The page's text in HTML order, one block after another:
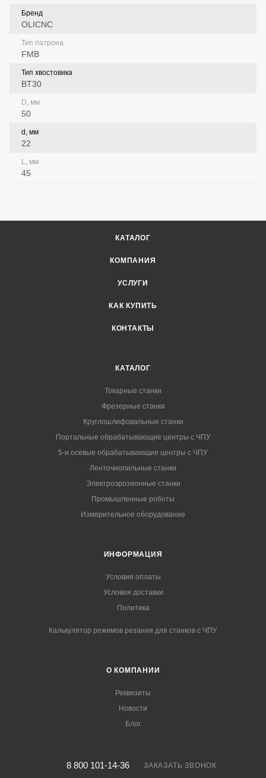
Бренд
OLICNC
Тип патрона
FMB
Тип хвостовика
BT30
D, мм
50
d, мм
22
L, мм
45
КАТАЛОГ
КОМПАНИЯ
УСЛУГИ
КАК КУПИТЬ
КОНТАКТЫ
КАТАЛОГ
Токарные станки
Фрезерные станки
Круглошлифовальные станки
Портальные обрабатывающие центры с ЧПУ
5-и осевые обрабатывающие центры с ЧПУ
Ленточнопильные станки
Электроэрозионные станки
Промышленные роботы
Измерительное оборудование
ИНФОРМАЦИЯ
Условия оплаты
Условия доставки
Политика
Калькулятор режимов резания для станков с ЧПУ
О КОМПАНИИ
Реквизиты
Новости
Блог
8 800 101-14-36 ЗАКАЗАТЬ ЗВОНОК